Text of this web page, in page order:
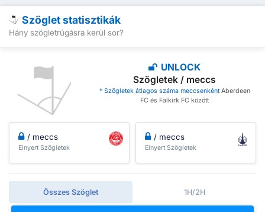
Szöglet statisztikák
Hány szögletrúgásra kerül sor?
UNLOCK
Szögletek / meccs
* Szögletek átlagos száma meccsenkéntAberdeen
FC és Falkirk FC között
/ meccs
Elnyert Szögletek
/ meccs
Elnyert Szögletek
Összes Szöglet 1H/2H